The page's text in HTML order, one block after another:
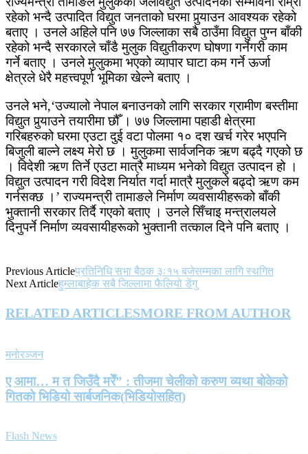
रहेको भन्दै उत्पादित विद्युत जनताको घरमा पुर्‍याउन आवश्यक रहेको
बताए । उनले अहिले पनि ७७ जिल्लाका सबै ठाउँमा विद्युत पुग्न बाँकी
रहेको भन्दै सरकारले चाँडै मुलुक विद्युतीकरण घोषणा गर्नेगरी काम
गर्ने बताए । उनले मुलुकमा भएको व्यापार घाटा कम गर्ने ऊर्जा
क्षेत्रले धेरै महत्त्वपूर्ण भूमिका खेल्ने बताए ।
उनले भने,‘उज्यालो नेपाल बनाउनको लागि सरकार ग्रामीण बस्तीमा
विद्युत पुर्‍याउने तयारीमा छौँ । ७७ जिल्लामा पहाडी क्षेत्रमा
गरिबहरुको घरमा एउटा दुई वटा पोलमा १० दश खर्च गरेर भएपनि
बिजुली बाल्ने लक्ष्य मेरो छ । मुलुकमा सार्वजनिक ऋण बढ्दै गएको छ
। विदेशी ऋण तिर्ने एउटा मात्रै माध्यम भनेको विद्युत उत्पादन हो ।
विद्युत उत्पादन गरी विदेश निर्यात गर्दा मात्रै मुलुकले बढ्दो ऋण कम
गर्नसक्छ ।’ राज्यमन्त्री तामाङले निर्माण व्यवसायीहरूको बाँकी
भुक्तानी सरकार तिर्दै गएको बताए । उनले सिँचाइ मन्त्रालयले
दिनुपर्ने निर्माण व्यवसायीहरूको भुक्तानी तत्काल दिने पनि बताए ।
Previous Articleप्रतिनिधि सभा बैठक ३ः१५ बजेसम्मका लागि स्थगित
Next Articleहुम्लाबाहेक सबै जिल्लामा फैलियो डेंगु
RELATED ARTICLESMORE FROM AUTHOR
मनोरञ्जन
ए आमा… म त जिउँदै मरेँ” : तीजमा चेलीको करुण व्यथा बोकेको
गितको भिडियो सार्बजनिक(भिडियोसहित)
Flash News